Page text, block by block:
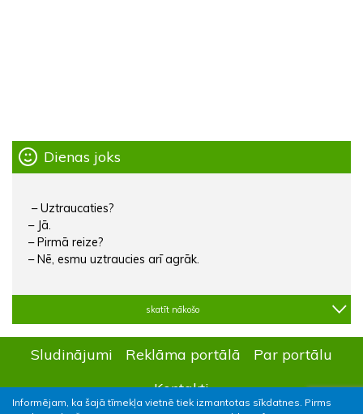
Informējam, ka šajā tīmekļa vietnē tiek izmantotas sīkdatnes. Pirms
Dienas joks
– Uztraucaties?
– Jā.
– Pirmā reize?
– Nē, esmu uztraucies arī agrāk.
skatīt nākošo
Sludinājumi Reklāma portālā
Par portālu
Kontakti